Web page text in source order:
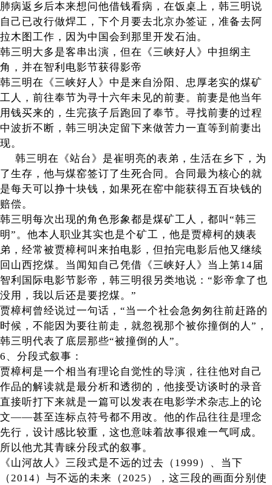
肺病返乡后本来想问他借钱看病，在饭桌上，韩三明说
自己已改行做焊工，下个月要去北京办签证，准备去阿
拉木图工作，因为中国会到那里开发石油。
韩三明大多是客串出演，但在《三峡好人》中担纲主
角，并在智利电影节获得影帝
韩三明在《三峡好人》中是来自汾阳、忠厚老实的煤矿
工人，前往奉节为寻十六年未见的前妻。前妻是他当年
用钱买来的，生完孩子后跑回了奉节。寻找前妻的过程
中波折不断，韩三明决定留下来做苦力一直等到前妻出
现。
韩三明在《站台》是崔明亮的表弟，生活在乡下，为
了生存，他与煤窑签订了生死合同。合同最为核心的就
是每天可以挣十块钱，如果死在窑中能获得五百块钱的
赔偿。
韩三明每次出现的角色形象都是煤矿工人，都叫“韩三
明”。他本人职业其实也是个矿工，他是贾樟柯的姨表
弟，经常被贾樟柯叫来拍电影，但拍完电影后他又继续
回山西挖煤。当闻知自己凭借《三峡好人》当上第14届
智利国际电影节影帝，韩三明很另类地说：“影帝拿了也
没用，我以后还是要挖煤。”
贾樟柯曾经说过一句话，“当一个社会急匆匆往前赶路的
时候，不能因为要往前走，就忽视那个被你撞倒的人”，
韩三明代表了底层那些“被撞倒的人”。
6、分段式叙事：
贾樟柯是一个相当有理论自觉性的导演，往往他对自己
作品的解读就是最分析和透彻的，他接受访谈时的录音
直接听打下来就是一篇可以发表在电影学术杂志上的论
文——甚至连标点符号都不用改。他的作品往往是理念
先行，设计感比较重，这也意味着故事很难一气呵成。
所以他尤其青睐分段式的叙事。
《山河故人》三段式是不远的过去（1999）、当下
（2014）与不远的未来（2025），这三段的画面分别使